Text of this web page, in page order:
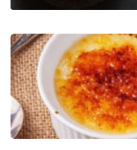
Přihlášení
Sledujte nás